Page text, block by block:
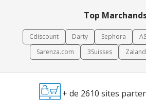
Top
Cdiscount Darty Sephora
Sarenza.com
3Suisses
+ de 2610 sites